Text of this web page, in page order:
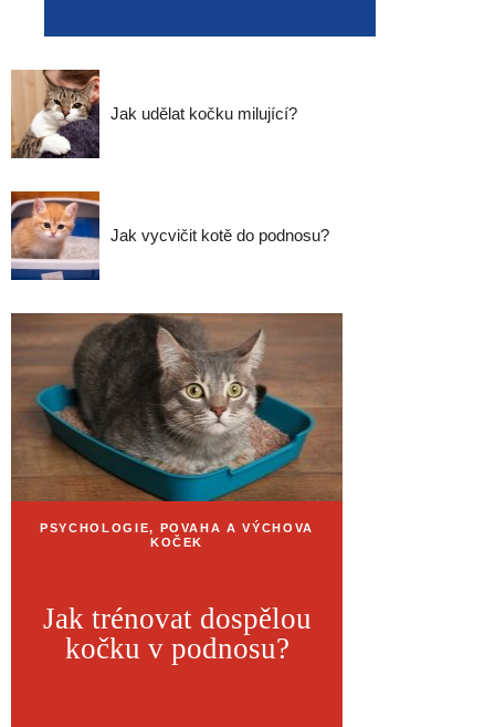
Jak udělat kočku milující?
Jak vycvičit kotě do podnosu?
PSYCHOLOGIE, POVAHA A VÝCHOVA
KOČEK
Jak trénovat dospělou
kočku v podnosu?